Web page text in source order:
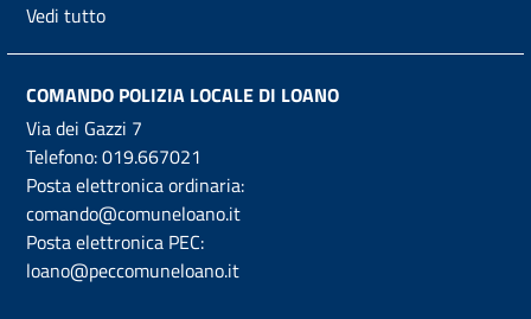
Vedi tutto
COMANDO POLIZIA LOCALE DI LOANO
Via dei Gazzi 7
Telefono:019.667021
Posta elettronica ordinaria:
comando@comuneloano.it
Posta elettronica PEC:
loano@peccomuneloano.it